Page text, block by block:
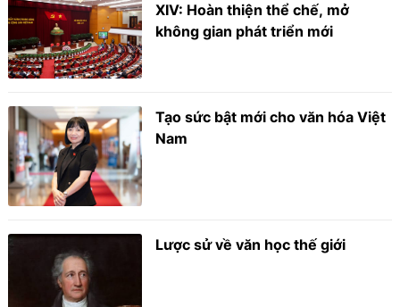
XIV: Hoàn thiện thể chế, mở
không gian phát triển mới
Tạo sức bật mới cho văn hóa Việt
Nam
Lược sử về văn học thế giới